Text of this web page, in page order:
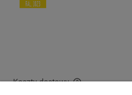
Koszty dostawy